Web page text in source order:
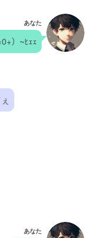
あなた
）~ﾋｪｪ
あなた